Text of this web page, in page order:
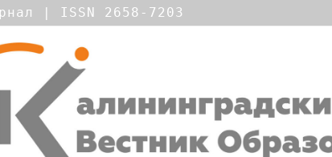
| ISSN 2658-7203